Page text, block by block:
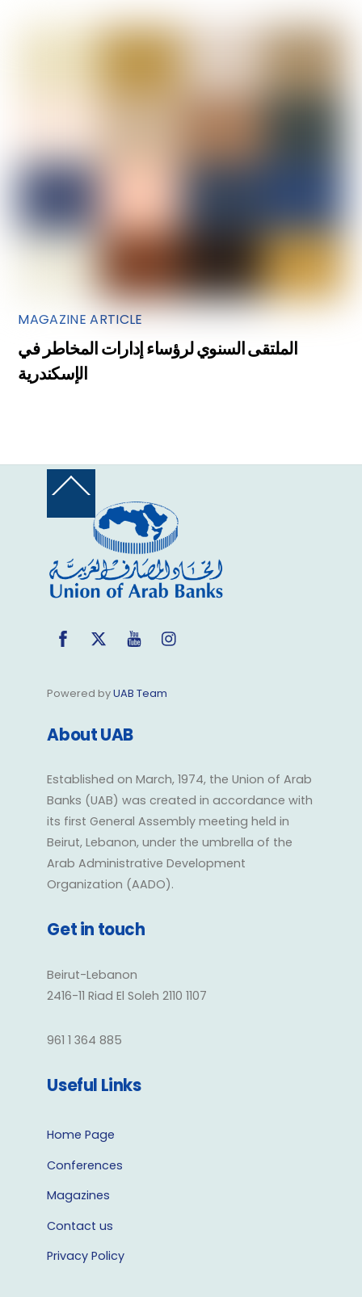
MAGAZINE ARTICLE
الملتقى السنوي لرؤساء إدارات المخاطر في
Back
Top
FacebookTwitter YouTube
Powered byUAB Team
About UAB
Established on March, 1974, the Union of Arab
Banks (UAB) was created in accordance with
its first General Assembly meeting held in
Beirut, Lebanon, under the umbrella of the
Arab Administrative Development
Organization (AADO).
Get in touch
Beirut-Lebanon
2416-11 Riad El Soleh 2110 1107
961 1 364 885
Useful Links
Home Page
Conferences
Magazines
Contact us
Privacy Policy